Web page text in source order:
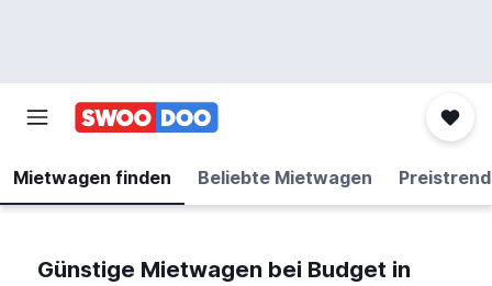
Mietwagen finden Beliebte Mietwagen
Günstige Mietwagen bei Budget in